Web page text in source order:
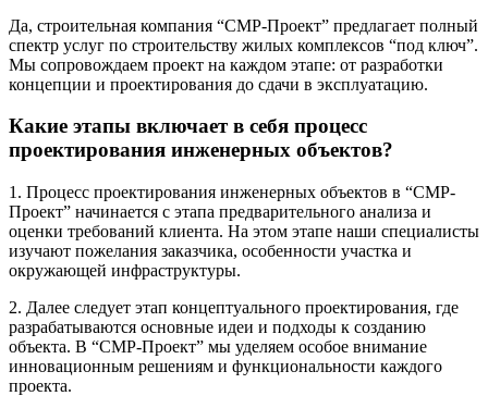
Да, строительная компания “СМР-Проект” предлагает полный
спектр услуг по строительству жилых комплексов “под ключ”.
Мы сопровождаем проект на каждом этапе: от разработки
концепции и проектирования до сдачи в эксплуатацию.
Какие этапы включает в себя процесс
проектирования инженерных объектов?
1. Процесс проектирования инженерных объектов в “СМР-
Проект” начинается с этапа предварительного анализа и
оценки требований клиента. На этом этапе наши специалисты
изучают пожелания заказчика, особенности участка и
окружающей инфраструктуры.
2. Далее следует этап концептуального проектирования, где
разрабатываются основные идеи и подходы к созданию
объекта. В “СМР-Проект” мы уделяем особое внимание
инновационным решениям и функциональности каждого
проекта.